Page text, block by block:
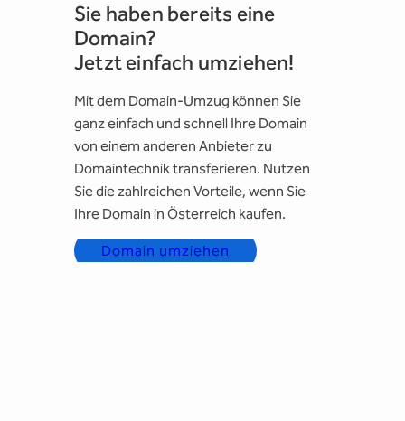
Sie haben bereits eine
Domain?
Jetzt einfach umziehen!
Mit dem Domain-Umzug können Sie
ganz einfach und schnell Ihre Domain
von einem anderen Anbieter zu
Domaintechnik transferieren. Nutzen
Sie die zahlreichen Vorteile, wenn Sie
Ihre Domain in Österreich kaufen.
Domain umziehen